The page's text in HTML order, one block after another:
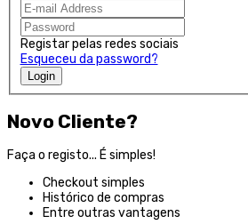
Registar pelas redes sociais
Esqueceu da password?
Login
Novo Cliente?
Faça o registo... É simples!
Checkout simples
Histórico de compras
Entre outras vantagens